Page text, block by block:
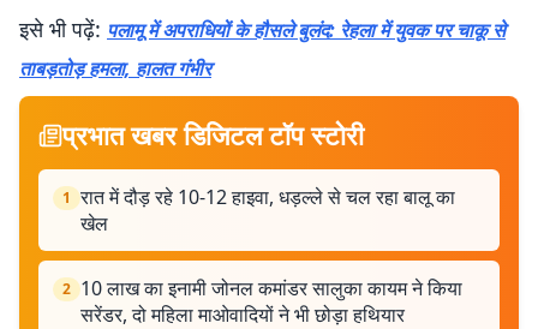
इसे भी पढ़ें: पलामू में अपराधियों के हौसले बुलंद: रेहला में युवक पर चाकू से
ताबड़तोड़ हमला, हालत गंभीर
प्रभात खबर डिजिटल टॉप स्टोरी
1 रात में दौड़ रहे 10-12 हाइवा, धड़ल्ले से चल रहा बालू का
खेल
2 10 लाख का इनामी जोनल कमांडर सालुका कायम ने किया
सरेंडर, दो महिला माओवादियों ने भी छोड़ा हथियार